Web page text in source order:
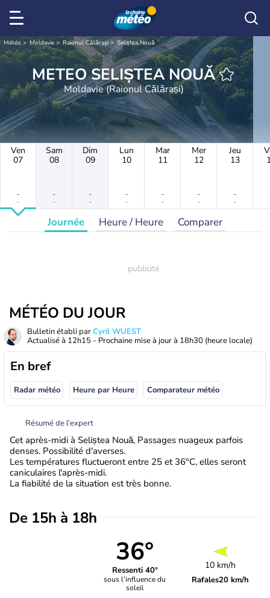
Météo Moldavie Raionul Călărași Seliștea Nouă
METEO SELIȘTEA NOUĂ
Moldavie (Raionul Călărași)
Ven
07
-
-
Sam
08
-
-
Dim
09
-
-
Lun
10
-
-
Mar
11
-
-
Mer
12
-
-
Jeu
13
-
-
Journée Heure / Heure Comparer
MÉTÉO DU JOUR
Bulletin établi parCyril WUEST
Actualisé à 12h15 - Prochaine mise à jour à 18h30 (heure locale)
En bref
Radar météo Heure par Heure Comparateur météo
Résumé de l’expert
Cet après-midi à Seliștea Nouă, Passages nuageux parfois
denses. Possibilité d'averses.
Les températures fluctueront entre 25 et 36°C, elles seront
caniculaires l'après-midi.
La fiabilité de la situation est très bonne.
De 15h à 18h
36°
Ressenti 40°
sous l’influence du
soleil
10 km/h
Rafales20 km/h